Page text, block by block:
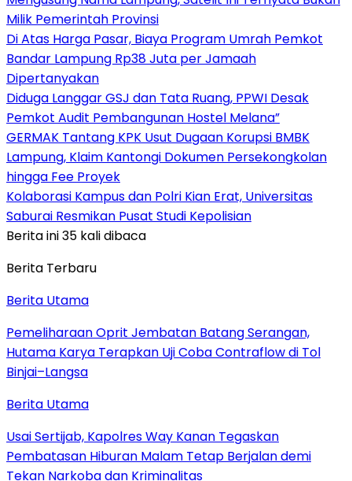
Milik Pemerintah Provinsi
Di Atas Harga Pasar, Biaya Program Umrah Pemkot
Bandar Lampung Rp38 Juta per Jamaah
Dipertanyakan
Diduga Langgar GSJ dan Tata Ruang, PPWI Desak
Pemkot Audit Pembangunan Hostel Melana”
GERMAK Tantang KPK Usut Dugaan Korupsi BMBK
Lampung, Klaim Kantongi Dokumen Persekongkolan
hingga Fee Proyek
Kolaborasi Kampus dan Polri Kian Erat, Universitas
Saburai Resmikan Pusat Studi Kepolisian
Berita ini 35 kali dibaca
Berita Terbaru
Berita Utama
Pemeliharaan Oprit Jembatan Batang Serangan,
Hutama Karya Terapkan Uji Coba Contraflow di Tol
Binjai–Langsa
Berita Utama
Usai Sertijab, Kapolres Way Kanan Tegaskan
Pembatasan Hiburan Malam Tetap Berjalan demi
Tekan Narkoba dan Kriminalitas